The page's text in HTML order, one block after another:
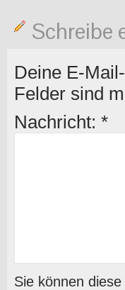
Schreibe
Deine E-
Felder sind
Nachricht: *
Sie können diese